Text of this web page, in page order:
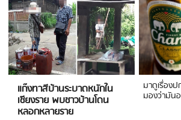
แก๊งทาสีบ้านระบาดหนักใน
เชียงราย พบชาวบ้านโดน
หลอกหลายราย
มาดูเรื่อง
มองว่ามัน